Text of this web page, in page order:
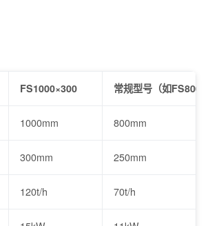
FS1000×300 常规型号（如
1000mm 800mm
300mm 250mm
120t/h 70t/h